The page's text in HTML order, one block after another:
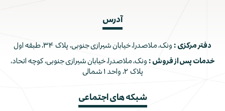
آدرس
دفتر مرکزی : ونک، ملاصدرا، خیابان شیرازی جنوبی، پلاک ۳۴، طبقه اول
خدمات پس از فروش : ونک، ملاصدرا، خیابان شیرازی جنوبی، کوچه اتحاد،
پلاک ۲، واحد ۱ شمالی
شبکه های اجتماعی